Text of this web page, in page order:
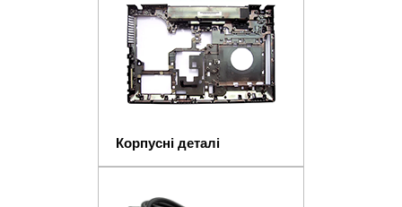
Корпусні деталі